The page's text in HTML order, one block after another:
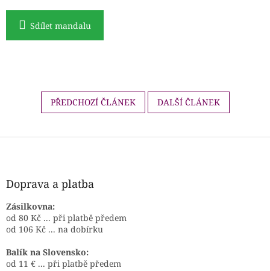
Sdílet mandalu
PŘEDCHOZÍ ČLÁNEK DALŠÍ ČLÁNEK
Z
Doprava a platba
Zásilkovna:
od 80 Kč ... při platbě předem
od 106 Kč ... na dobírku
Balík na Slovensko:
od 11 € ... při platbě předem